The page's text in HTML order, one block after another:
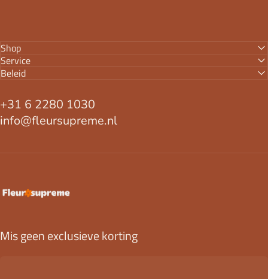
Shop
Service
Beleid
+31 6 2280 1030
info@fleursupreme.nl
FleurSupreme
Mis geen exclusieve korting